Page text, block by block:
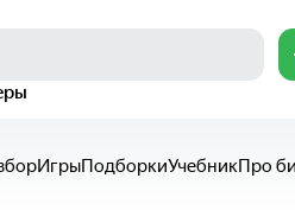
ИгрыПодборкиУчебникПро